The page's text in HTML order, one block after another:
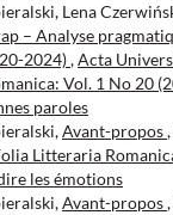
Lena
– Analyse
2024),Acta
Vol. 1 No 20
paroles
Avant-propos,
Litteraria
les émotions
Avant-propos,